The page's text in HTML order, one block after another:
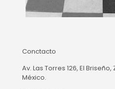
Conctacto
Av. Las Torres 126, El
México.